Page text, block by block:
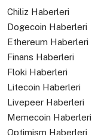
Chiliz Haberleri
Dogecoin Haberleri
Ethereum Haberleri
Finans Haberleri
Floki Haberleri
Litecoin Haberleri
Livepeer Haberleri
Memecoin Haberleri
Optimism Haberleri